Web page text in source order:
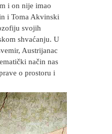
i on nije imao
i Toma Akvinski
svojih
shvaćanju. U
Austrijanac
način nas
o prostoru i